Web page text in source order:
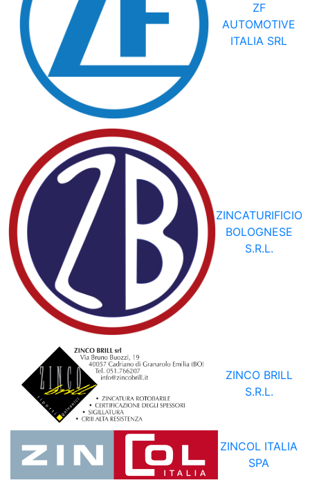
ZF
AUTOMOTIVE
ITALIA SRL
ZINCATURIFICIO
BOLOGNESE
S.R.L.
ZINCO BRILL
S.R.L.
ZINCOL ITALIA
SPA